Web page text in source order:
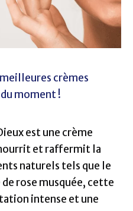
crèmes
moment !
est une crème
et raffermit la
naturels tels que le
rose musquée, cette
intense et une